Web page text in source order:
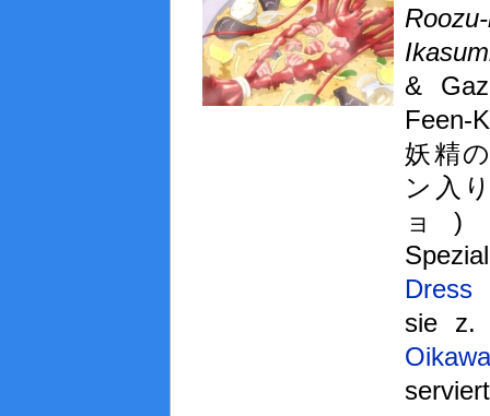
&
Feen-
妖精
ン入
ョ)
Dress
sie z.